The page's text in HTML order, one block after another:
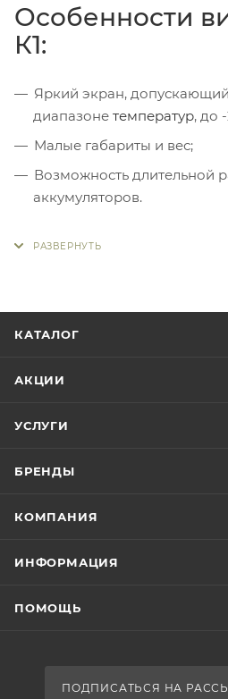
Особенности
К1:
Яркий экран,
диапазоне температур, до
Малые габариты и вес;
Возможность длительной
аккумуляторов.
КАТАЛОГ
АКЦИИ
УСЛУГИ
БРЕНДЫ
КОМПАНИЯ
ИНФОРМАЦИЯ
ПОМОЩЬ
ПОДПИСАТЬСЯ НА